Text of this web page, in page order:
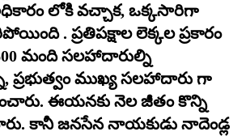
లోకి వచ్చాక, ఒక్కసారిగా
. ప్రతిపక్షాల లెక్కల ప్రకారం
మంది సలహాదారుల్ని
ప్రభుత్వం ముఖ్య సలహాదారు గా
ఈయనకు నెల జీతం కొన్ని
కానీ జనసేన నాయకుడు నాదెండ్ల